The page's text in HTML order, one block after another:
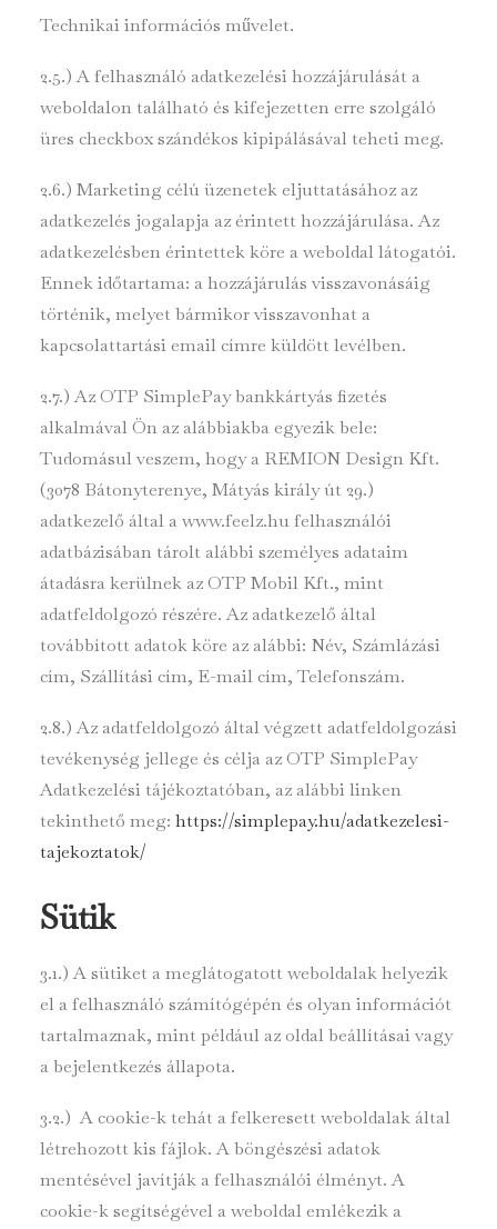
Technikai információs művelet.
2.5.) A felhasználó adatkezelési hozzájárulását a
weboldalon található és kifejezetten erre szolgáló
üres checkbox szándékos kipipálásával teheti meg.
2.6.) Marketing célú üzenetek eljuttatásához az
adatkezelés jogalapja az érintett hozzájárulása. Az
adatkezelésben érintettek köre a weboldal látogatói.
Ennek időtartama: a hozzájárulás visszavonásáig
történik, melyet bármikor visszavonhat a
kapcsolattartási email címre küldött levélben.
2.7.) Az OTP SimplePay bankkártyás fizetés
alkalmával Ön az alábbiakba egyezik bele:
Tudomásul veszem, hogy a REMION Design Kft.
(3078 Bátonyterenye, Mátyás király út 29.)
adatkezelő által a www.feelz.hu felhasználói
adatbázisában tárolt alábbi személyes adataim
átadásra kerülnek az OTP Mobil Kft., mint
adatfeldolgozó részére. Az adatkezelő által
továbbított adatok köre az alábbi: Név, Számlázási
cím, Szállítási cím, E-mail cím, Telefonszám.
2.8.) Az adatfeldolgozó által végzett adatfeldolgozási
tevékenység jellege és célja az OTP SimplePay
Adatkezelési tájékoztatóban, az alábbi linken
tekinthető meg: https://simplepay.hu/adatkezelesi-
tajekoztatok/
Sütik
3.1.) A sütiket a meglátogatott weboldalak helyezik
el a felhasználó számítógépén és olyan információt
tartalmaznak, mint például az oldal beállításai vagy
a bejelentkezés állapota.
3.2.) A cookie-k tehát a felkeresett weboldalak által
létrehozott kis fájlok. A böngészési adatok
mentésével javítják a felhasználói élményt. A
cookie-k segítségével a weboldal emlékezik a